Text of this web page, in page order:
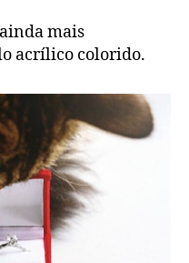
mais
acrílico colorido.